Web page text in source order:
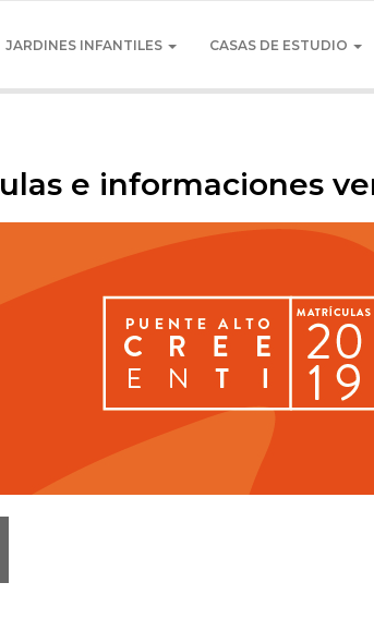
JARDINES INFANTILES CASAS DE ESTUDIO
e informaciones